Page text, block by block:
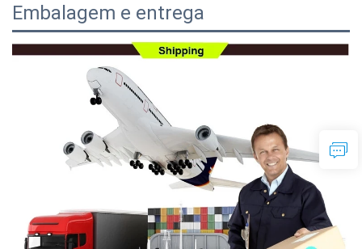
Embalagem e entrega